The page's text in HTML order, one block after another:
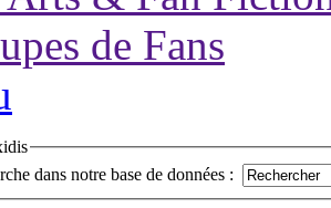
de Fans
dans notre base de données :